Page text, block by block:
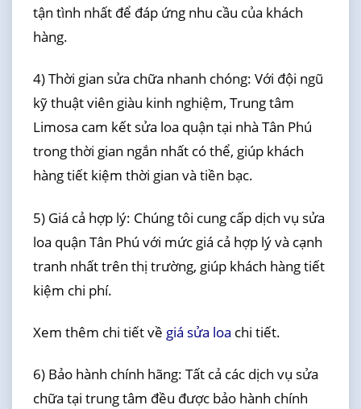
tận tình nhất để đáp ứng nhu cầu của khách
hàng.
4) Thời gian sửa chữa nhanh chóng: Với đội ngũ
kỹ thuật viên giàu kinh nghiệm, Trung tâm
Limosa cam kết sửa loa quận tại nhà Tân Phú
trong thời gian ngắn nhất có thể, giúp khách
hàng tiết kiệm thời gian và tiền bạc.
5) Giá cả hợp lý: Chúng tôi cung cấp dịch vụ sửa
loa quận Tân Phú với mức giá cả hợp lý và cạnh
tranh nhất trên thị trường, giúp khách hàng tiết
kiệm chi phí.
Xem thêm chi tiết về giá sửa loa chi tiết.
6) Bảo hành chính hãng: Tất cả các dịch vụ sửa
chữa tại trung tâm đều được bảo hành chính